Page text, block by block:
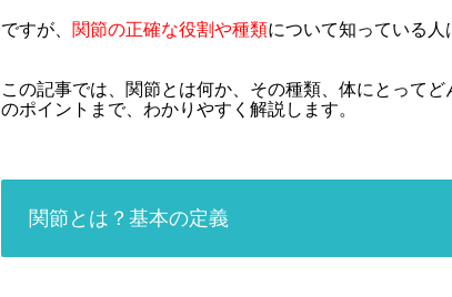
ですが、 関節の正確な役割や種類について知っている人
この記事では、関節とは何か、その種類、体にとって
のポイントまで、わかりやすく解説します。
関節とは？基本の定義